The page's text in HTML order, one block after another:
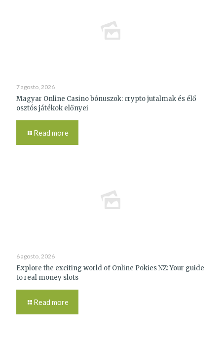
7 agosto, 2026
Magyar Online Casino bónuszok: crypto jutalmak és élő
osztós játékok előnyei
Read more
6 agosto, 2026
Explore the exciting world of Online Pokies NZ: Your guide
to real money slots
Read more